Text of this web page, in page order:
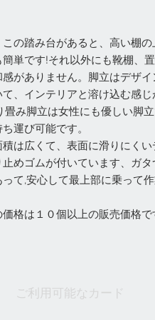
この踏み台があると、高い棚
単です!それ以外にも靴棚、
がありません。脚立はデザイ
、インテリアと溶け込む感じ
畳み脚立は女性にも優しい脚
運び可能です。
積は広くて、表面に滑りにく
めゴムが付いています、ガタ
て,安心して最上部に乗って
格は１０個以上の販売価格で
ご利用可能なカード